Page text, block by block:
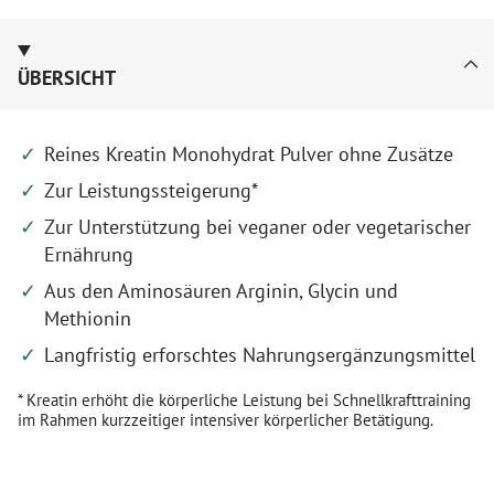
ÜBERSICHT
Reines Kreatin Monohydrat Pulver ohne Zusätze
Zur Leistungssteigerung*
Zur Unterstützung bei veganer oder vegetarischer
Ernährung
Aus den Aminosäuren Arginin, Glycin und
Methionin
Langfristig erforschtes Nahrungsergänzungsmittel
* Kreatin erhöht die körperliche Leistung bei Schnellkrafttraining
im Rahmen kurzzeitiger intensiver körperlicher Betätigung.